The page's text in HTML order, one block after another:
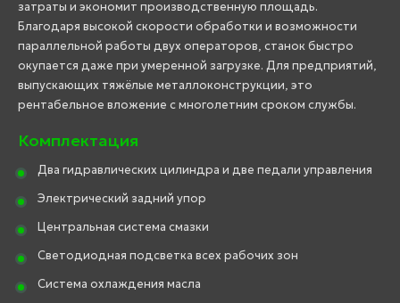
затраты и экономит производственную площадь.
Благодаря высокой скорости обработки и возможности
параллельной работы двух операторов, станок быстро
окупается даже при умеренной загрузке. Для предприятий,
выпускающих тяжёлые металлоконструкции, это
рентабельное вложение с многолетним сроком службы.
Комплектация
Два гидравлических цилиндра и две педали управления
Электрический задний упор
Центральная система смазки
Светодиодная подсветка всех рабочих зон
Система охлаждения масла